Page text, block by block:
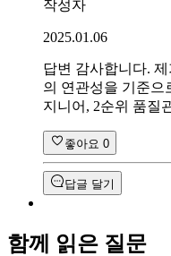
작성자
2025.01.06
답변 감사합니다.
의 연관성을 기준으
지니어, 2순위 품질
좋아요 0
답글 달기
함께 읽은 질문